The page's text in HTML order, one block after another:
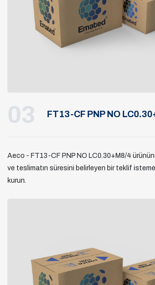
03 FT13-CF PNP NO
Aeco - FT13-CF PNP NO LC0.30+M8/4
ve teslimatın süresini belirleyen bir teklif
kurun.